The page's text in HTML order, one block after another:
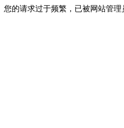
您的请求过于频繁，已被网站管理